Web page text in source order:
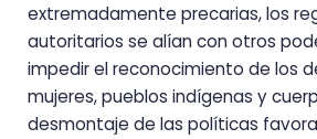
extremadamente precarias, los
autoritarios se alían con otros
impedir el reconocimiento de los
mujeres, pueblos indígenas y
desmontaje de las políticas